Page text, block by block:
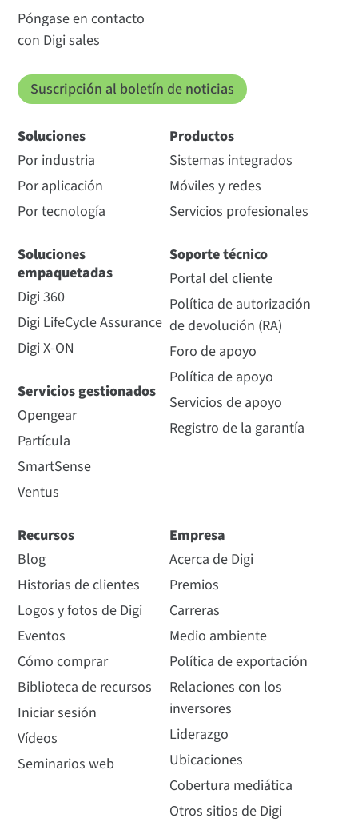
Póngase en contacto
con Digi sales
Suscripción al boletín de noticias
Soluciones
Por industria
Por aplicación
Por tecnología
Soluciones
empaquetadas
Digi 360
Digi LifeCycle Assurance
Digi X-ON
Servicios gestionados
Opengear
Partícula
SmartSense
Ventus
Productos
Sistemas integrados
Móviles y redes
Servicios profesionales
Soporte técnico
Portal del cliente
Política de autorización
de devolución (RA)
Foro de apoyo
Política de apoyo
Servicios de apoyo
Registro de la garantía
Recursos
Blog
Historias de clientes
Logos y fotos de Digi
Eventos
Cómo comprar
Biblioteca de recursos
Iniciar sesión
Vídeos
Seminarios web
Empresa
Acerca de Digi
Premios
Carreras
Medio ambiente
Política de exportación
Relaciones con los
inversores
Liderazgo
Ubicaciones
Cobertura mediática
Otros sitios de Digi